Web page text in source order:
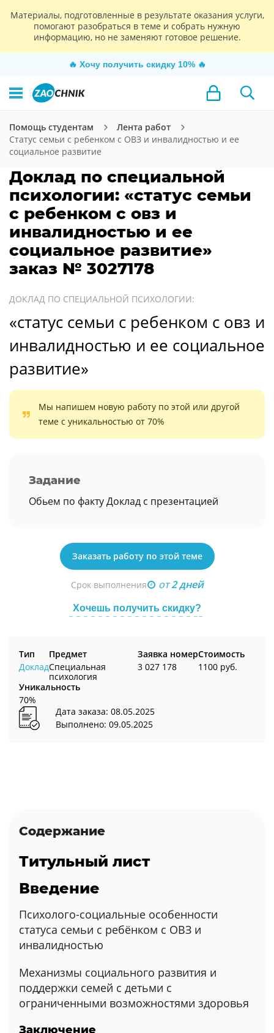
Материалы, подготовленные в результате оказания услуги,
помогают разобраться в теме и собрать нужную
информацию, но не заменяют готовое решение.
🔥 Хочу получить скидку 10% 🔥
Помощь студентам
Лента работ
Статус семьи с ребенком с ОВЗ и инвалидностью и ее
социальное развитие
Доклад по специальной
психологии: «статус семьи
с ребенком с овз и
инвалидностью и ее
социальное развитие»
заказ № 3027178
ДОКЛАД ПО СПЕЦИАЛЬНОЙ ПСИХОЛОГИИ:
«статус семьи с ребенком с овз и
инвалидностью и ее социальное
развитие»
Мы напишем новую работу по этой или другой
теме с уникальностью от 70%
Задание
Обьем по факту Доклад с презентацией
Заказать работу по этой теме
Срок выполнения от2 дней
Хочешь получить скидку?
Тип
Доклад
Предмет
Специальная
психология
Заявка номер
3 027 178
Стоимость
1100 руб.
Уникальность
70%
Дата заказа: 08.05.2025
Выполнено: 09.05.2025
Содержание
Титульный лист
Введение
Психолого-социальные особенности
статуса семьи с ребёнком с ОВЗ и
инвалидностью
Механизмы социального развития и
поддержки семей с детьми с
ограниченными возможностями здоровья
Заключение